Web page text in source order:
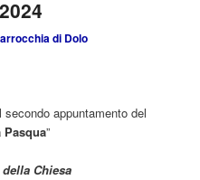
di Dolo
appuntamento del
Pasqua”
Chiesa